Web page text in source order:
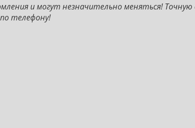
и могут незначительно меняться!
телефону!